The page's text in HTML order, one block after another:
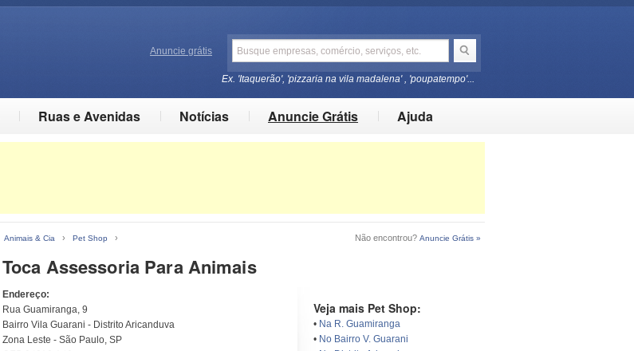
Anuncie grátis
Ex. 'Itaquerão', 'pizzaria na vila madalena' , 'poupatempo'...
Ruas e Avenidas Notícias Anuncie Grátis Ajuda
Animais & Cia › Pet Shop › Não encontrou? Anuncie Grátis »
Toca Assessoria Para Animais
Endereço:
Rua Guamiranga, 9
Bairro Vila Guarani - Distrito Aricanduva
Zona Leste - São Paulo, SP
Veja mais Pet Shop:
• Na R. Guamiranga
• No Bairro V. Guarani